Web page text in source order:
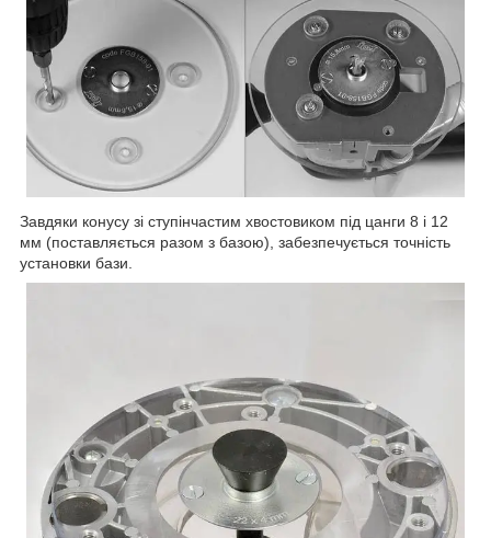
Завдяки конусу зі ступінчастим хвостовиком під цанги 8 і 12
мм (поставляється разом з базою), забезпечується точність
установки бази.